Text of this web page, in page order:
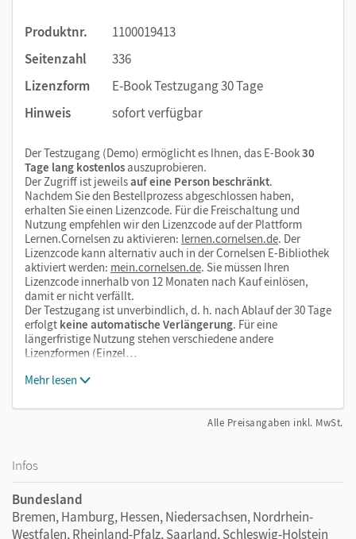
Produktnr.
1100019413
Seitenzahl
336
Lizenzform
E-Book Testzugang 30 Tage
Hinweis
sofort verfügbar
Der Testzugang (Demo) ermöglicht es Ihnen, das E-Book30
Tage lang kostenlosauszuprobieren.
Der Zugriff ist jeweilsauf eine Person beschränkt.
Nachdem Sie den Bestellprozess abgeschlossen haben,
erhalten Sie einen Lizenzcode. Für die Freischaltung und
Nutzung empfehlen wir den Lizenzcode auf der Plattform
Lernen.Cornelsen zu aktivieren: lernen.cornelsen.de. Der
Lizenzcode kann alternativ auch in der Cornelsen E-Bibliothek
aktiviert werden: mein.cornelsen.de. Sie müssen Ihren
Lizenzcode innerhalb von 12 Monaten nach Kauf einlösen,
damit er nicht verfällt.
Der Testzugang ist unverbindlich, d. h. nach Ablauf der 30 Tage
erfolgt keine automatische Verlängerung. Für eine
längerfristige Nutzung stehen verschiedene andere
Lizenzformen (Einzel…
Mehr lesen
Alle Preisangaben inkl. MwSt.
Infos
Bundesland
Bremen, Hamburg, Hessen, Niedersachsen, Nordrhein-
Westfalen, Rheinland-Pfalz, Saarland, Schleswig-Holstein